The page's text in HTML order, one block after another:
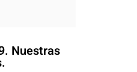
Nuestras